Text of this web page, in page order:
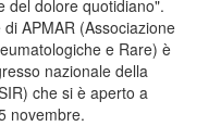
del dolore quotidiano".
APMAR (Associazione
e Rare) è
nazionale della
che si è aperto a
novembre.